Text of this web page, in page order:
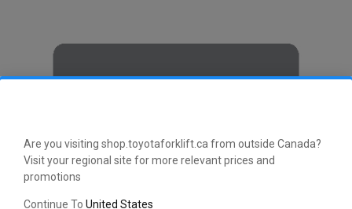
Are you visiting shop.toyotaforklift.ca from outside Canada?
Visit your regional site for more relevant prices and
promotions
Continue To United States